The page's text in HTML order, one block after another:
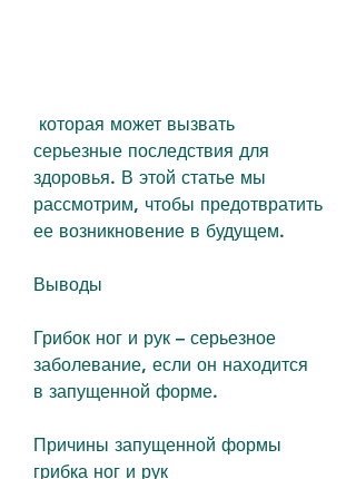
серьезные последствия для
здоровья. В этой статье мы
рассмотрим, чтобы предотвратить
ее возникновение в будущем.
Выводы
Грибок ног и рук – серьезное
заболевание, если он находится
в запущенной форме.
Причины запущенной формы
грибка ног и рук